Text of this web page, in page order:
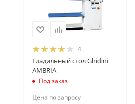
4
Гладильный стол Ghidini
AMBRIA
Под заказ
Цена по запросу